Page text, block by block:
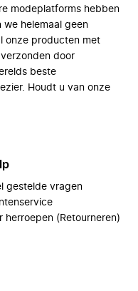
modeplatforms hebben
we helemaal geen
onze producten met
door
beste
Houdt u van onze
gestelde vragen
herroepen (Retourneren)